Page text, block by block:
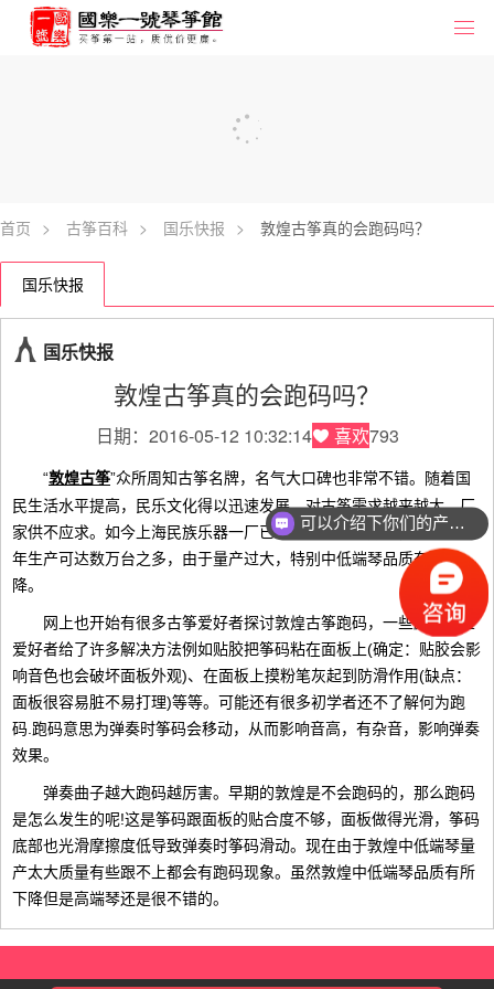
首页 > 古筝百科 > 国乐快报 > 敦煌古筝真的会跑码吗？
国乐快报
国乐快报
敦煌古筝真的会跑码吗？
日期：2016-05-12 10:32:14 喜欢793
“敦煌古筝”众所周知古筝名牌，名气大口碑也非常不错。随着国
民生活水平提高，民乐文化得以迅速发展，对古筝需求越来越大，厂
家供不应求。如今上海民族乐器一厂已经开到了多个分厂，某些款一
年生产可达数万台之多，由于量产过大，特别中低端琴品质有所下
降。
网上也开始有很多古筝爱好者探讨敦煌古筝跑码，一些颇有经验
爱好者给了许多解决方法例如贴胶把筝码粘在面板上(确定：贴胶会影
响音色也会破坏面板外观)、在面板上摸粉笔灰起到防滑作用(缺点：
面板很容易脏不易打理)等等。可能还有很多初学者还不了解何为跑
码.跑码意思为弹奏时筝码会移动，从而影响音高，有杂音，影响弹奏
效果。
弹奏曲子越大跑码越厉害。早期的敦煌是不会跑码的，那么跑码
是怎么发生的呢!这是筝码跟面板的贴合度不够，面板做得光滑，筝码
底部也光滑摩擦度低导致弹奏时筝码滑动。现在由于敦煌中低端琴量
产太大质量有些跟不上都会有跑码现象。虽然敦煌中低端琴品质有所
下降但是高端琴还是很不错的。
可以介绍下你们的产品么？